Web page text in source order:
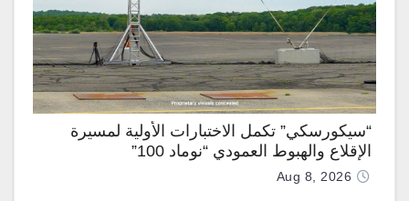
“سيكورسكي” تكمل الاختبارات الأولية لمسيرة
الإقلاع والهبوط العمودي “نوماد 100”
Aug 8, 2026